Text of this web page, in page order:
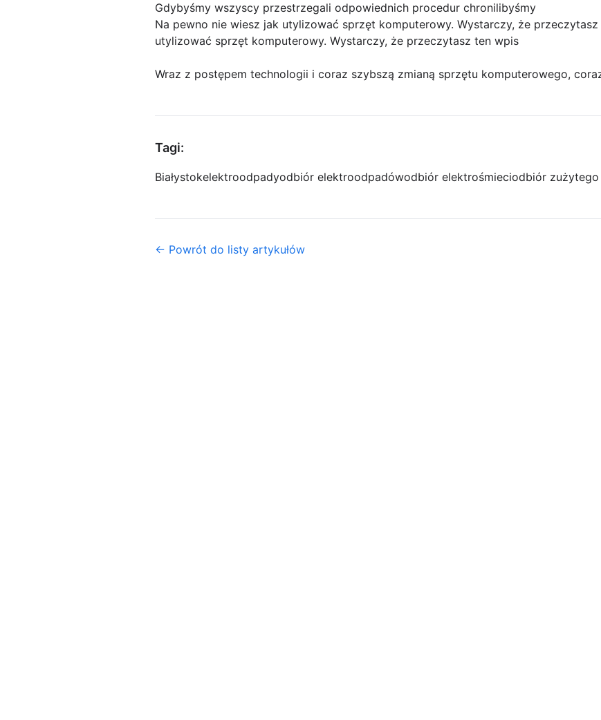
Gdybyśmy wszyscy przestrzegali odpowiednich procedur chronilibyśmy
Na pewno nie wiesz jak utylizować sprzęt komputerowy. Wystarczy, że
utylizować sprzęt komputerowy. Wystarczy, że przeczytasz ten wpis
Wraz z postępem technologii i coraz szybszą zmianą sprzętu komputerowego,
Tagi:
Białystokelektroodpadyodbiór elektroodpadówodbiór elektrośmieciodbiór zużytego
← Powrót do listy artykułów